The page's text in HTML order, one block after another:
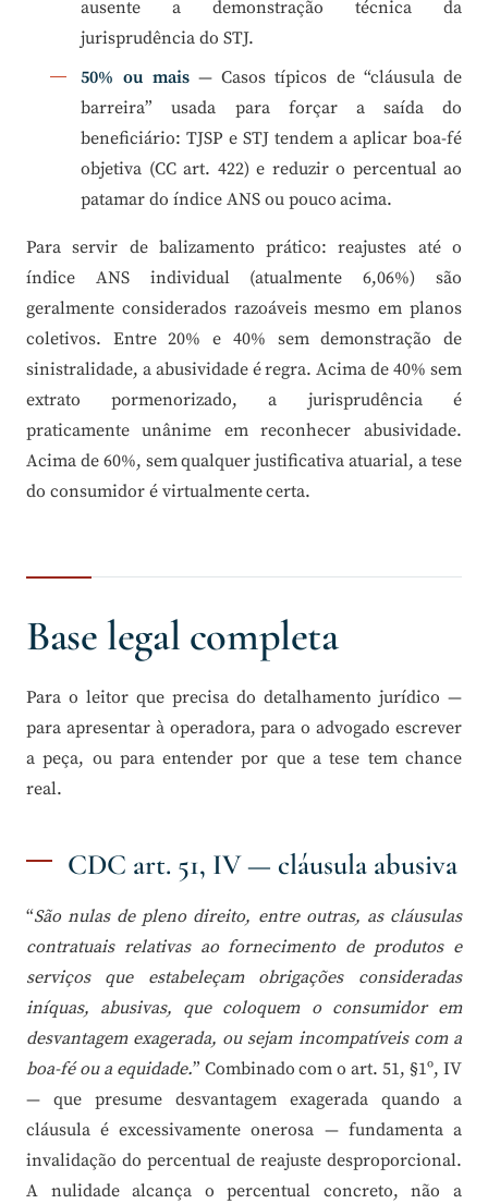
ausente a demonstração técnica da
jurisprudência do STJ.
50% ou mais— Casos típicos de “cláusula de
barreira” usada para forçar a saída do
beneficiário: TJSP e STJ tendem a aplicar boa-fé
objetiva (CC art. 422) e reduzir o percentual ao
patamar do índice ANS ou pouco acima.
Para servir de balizamento prático: reajustes até o
índice ANS individual (atualmente 6,06%) são
geralmente considerados razoáveis mesmo em planos
coletivos. Entre 20% e 40% sem demonstração de
sinistralidade, a abusividade é regra. Acima de 40% sem
extrato pormenorizado, a jurisprudência é
praticamente unânime em reconhecer abusividade.
Acima de 60%, sem qualquer justificativa atuarial, a tese
do consumidor é virtualmente certa.
Base legal completa
Para o leitor que precisa do detalhamento jurídico —
para apresentar à operadora, para o advogado escrever
a peça, ou para entender por que a tese tem chance
real.
CDC art. 51, IV — cláusula abusiva
“São nulas de pleno direito, entre outras, as cláusulas
contratuais relativas ao fornecimento de produtos e
serviços que estabeleçam obrigações consideradas
iníquas, abusivas, que coloquem o consumidor em
desvantagem exagerada, ou sejam incompatíveis com a
boa-fé ou a equidade.” Combinado com o art. 51, §1º, IV
— que presume desvantagem exagerada quando a
cláusula é excessivamente onerosa — fundamenta a
invalidação do percentual de reajuste desproporcional.
A nulidade alcança o percentual concreto, não a